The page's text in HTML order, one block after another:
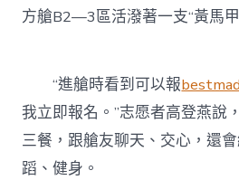
方艙B2—3區活潑著一支“黃馬甲
“進艙時看到可以報
我立即報名。”志愿者高登燕說
三餐，跟艙友聊天、交心，還
蹈、健身。